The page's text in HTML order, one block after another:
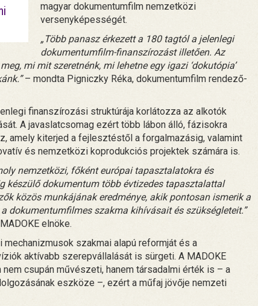
magyar dokumentumfilm nemzetközi
versenyképességét.
„Több panasz érkezett a 180 tagtól a jelenlegi
dokumentumfilm-finanszírozást illetően. Az
mi mit szeretnénk, mi lehetne egy igazi ‘dokutópia’
– mondta Pigniczky Réka, dokumentumfilm rendező-
finanszírozási struktúrája korlátozza az alkotók
A javaslatcsomag ezért több lábon álló, fázisokra
amely kiterjed a fejlesztéstől a forgalmazásig, valamint
és nemzetközi koprodukciós projektek számára is.
nemzetközi, főként európai tapasztalatokra és
készülő dokumentum több évtizedes tapasztalattal
közös munkájának eredménye, akik pontosan ismerik a
dokumentumfilmes szakma kihívásait és szükségleteit.”
elnöke.
szakmai alapú reformját és a
aktívabb szerepvállalását is sürgeti. A MADOKE
csupán művészeti, hanem társadalmi érték is – a
eszköze –, ezért a műfaj jövője nemzeti